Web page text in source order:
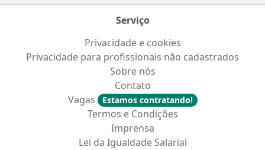
Serviço
Privacidade e cookies
Privacidade para profissionais não cadastrados
Sobre nós
Contato
Vagas
Estamos contratando!
Termos e Condições
Imprensa
Lei da Igualdade Salarial